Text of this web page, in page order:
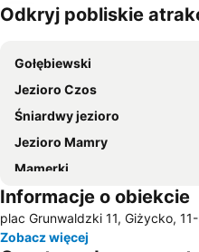
Powiększ mapę
Odkryj pobliskie
Gołębiewski
Jezioro Czos
Śniardwy jezioro
Jezioro Mamry
Mamerki
Twierdza Boyen
Tropikana - Park Wodny
Mrongoville - Miasteczko Westernowe
Informacje o obiekcie
plac Grunwaldzki 11, Giżycko,
Zobacz więcej